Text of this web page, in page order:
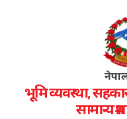
भूमि व्यवस्था,
सामान्य